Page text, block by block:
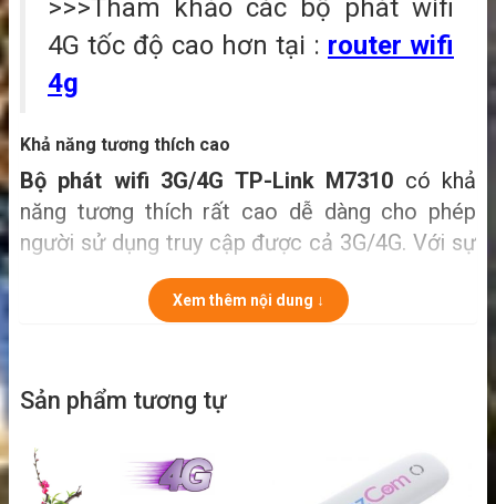
>>>Tham khảo các bộ phát wifi
4G tốc độ cao hơn tại : router wifi
4g
Khả năng tương thích cao
Bộ phát wifi 3G/4G TP-Link M7310 có khả
năng tương thích rất cao dễ dàng cho phép
người sử dụng truy cập được cả 3G/4G. Với sự
tiện lợi đó thiết bị phát wifi ở bất cứ nơi nào để
giúp người dùng dù có đang ở xa hay di chuyển
Xem thêm nội dung ↓
Sản phẩm tương tự